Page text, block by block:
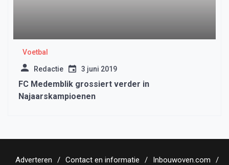
Voetbal
Redactie 3 juni 2019
FC Medemblik grossiert verder in
Najaarskampioenen
Adverteren Contact en informatie Inbouwoven.com